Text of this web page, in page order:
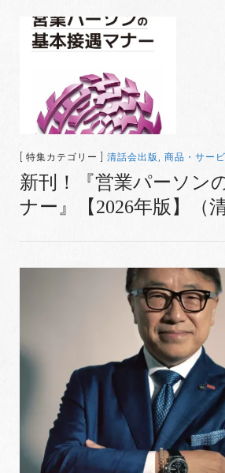
[ 特集カテゴリー ] 清話会出版 , 商品・サー
新刊！『営業パーソン
ナー』【2026年版】（